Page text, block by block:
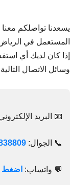
يسعدنا تواصلكم
المستعمل في
إذا كان لديك أي
وسائل الاتصال
📧 البريد
📞 الجوال:
💬 واتساب: اضغط